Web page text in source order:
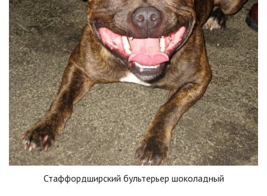
Стаффордширский бультерьер шоколадный